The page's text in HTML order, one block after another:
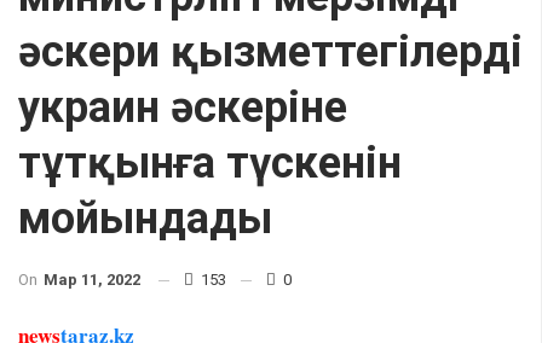
әскери қызметтегілердің
украин әскеріне
тұтқынға түскенін
мойындады
On Мар 11, 2022 153 0
newstaraz.kz